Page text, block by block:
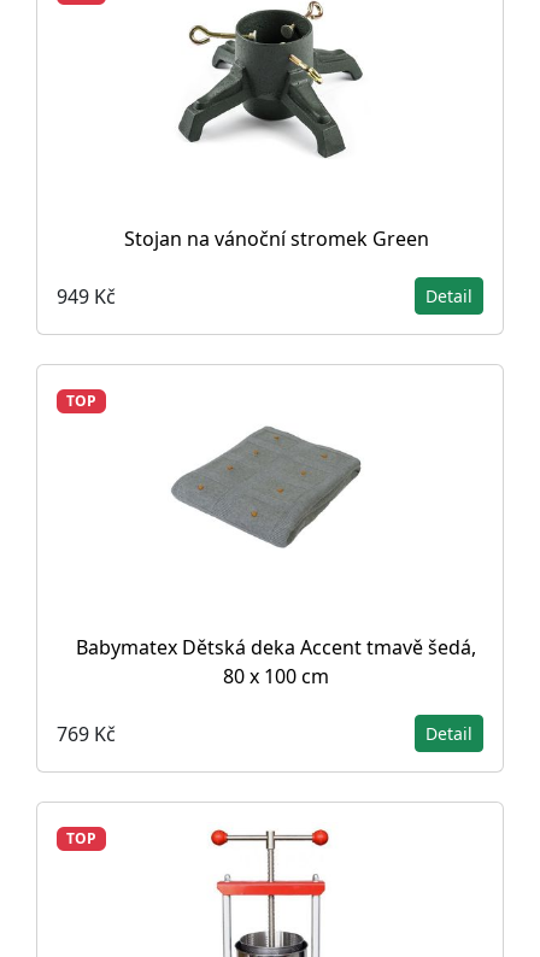
Stojan na vánoční stromek Green
949 Kč Detail
TOP
Babymatex Dětská deka Accent tmavě šedá,
80 x 100 cm
769 Kč Detail
TOP